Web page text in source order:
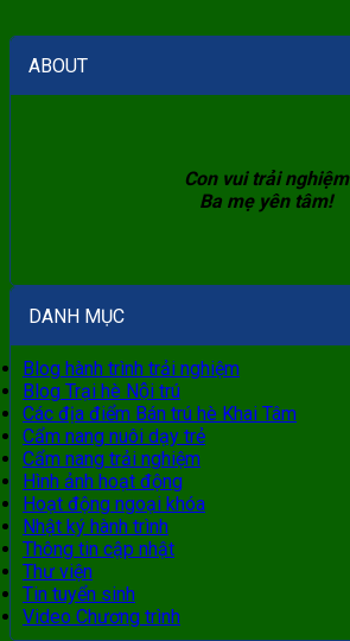
ABOUT
Con vui trải nghiệm
Ba mẹ yên tâm!
DANH MỤC
Blog hành trình trải nghiệm
Blog Trại hè Nội trú
Các địa điểm Bán trú hè Khai Tâm
Cẩm nang nuôi dạy trẻ
Cẩm nang trải nghiệm
Hình ảnh hoạt động
Hoạt động ngoại khóa
Nhật ký hành trình
Thông tin cập nhật
Thư viện
Tin tuyển sinh
Video Chương trình